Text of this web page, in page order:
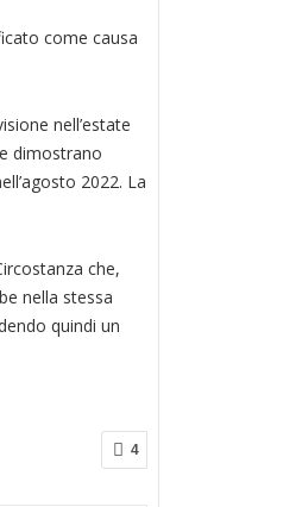
come causa
nell’estate
dimostrano
2022. La
che,
nella stessa
quindi un
4